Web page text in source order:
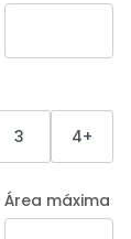
3 4+
Área máxima